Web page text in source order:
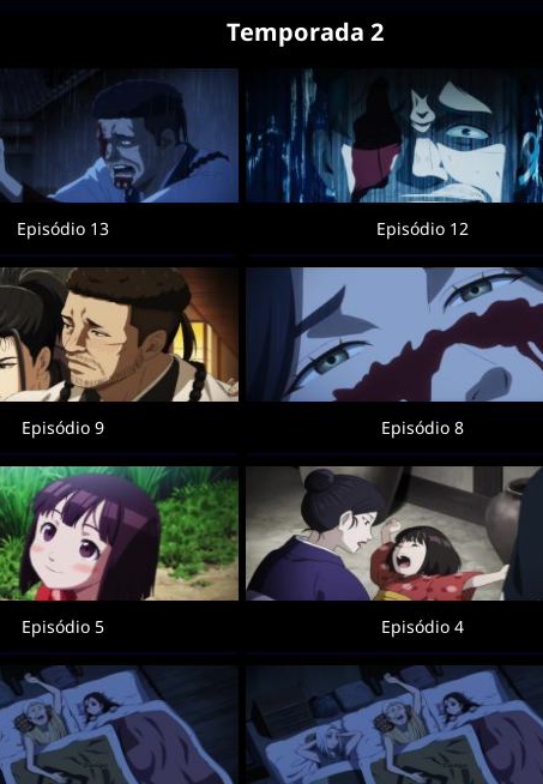
Temporada 2
Episódio 13 Episódio 12
Episódio 9 Episódio 8
Episódio 5 Episódio 4